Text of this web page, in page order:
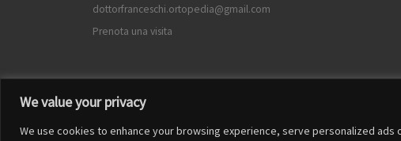
We value your privacy
We use cookies to enhance your browsing experience, serve personalized
dottorfranceschi.ortopedia@gmail.com
Prenota una visita
© 2026Francesco Franceschi– Tutti i diritti riservati